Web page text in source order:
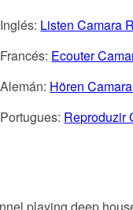
Listen Camara
Ecouter
Hören
Reproduzir